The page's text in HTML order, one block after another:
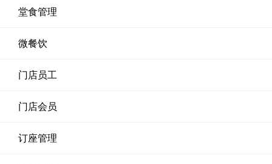
堂食管理
微餐饮
门店员工
门店会员
订座管理